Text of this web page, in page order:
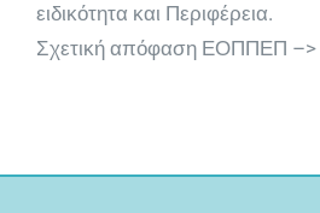
ειδικότητα και Περιφέρεια.
Σχετική απόφαση ΕΟΠΠΕΠ –>